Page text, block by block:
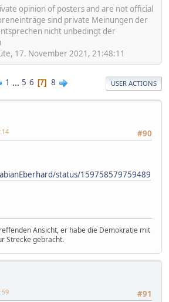
opinion of posters and are not official
sind private Meinungen der
nicht unbedingt der
17. November 2021, 21:48:11
1 ... 5 6 7 8 USER ACTIONS
#90
status/159758579759489
Ansicht, er habe die Demokratie mit
Strecke gebracht.
#91